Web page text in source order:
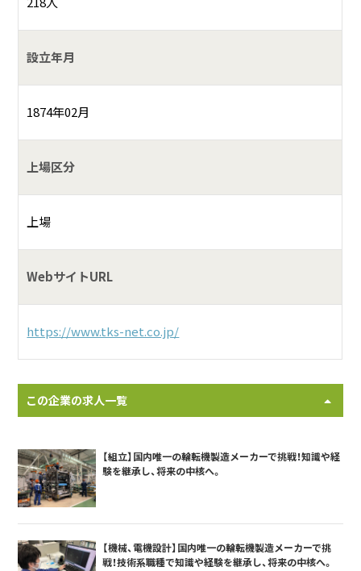
設立年月
1874年02月
上場区分
上場
WebサイトURL
https://www.tks-net.co.jp/
この企業の求人一覧
【組立】国内唯一の輪転機製造メーカーで挑戦！知識や経
験を継承し、将来の中核へ。
【機械、電機設計】国内唯一の輪転機製造メーカーで挑
戦！技術系職種で知識や経験を継承し、将来の中核へ。